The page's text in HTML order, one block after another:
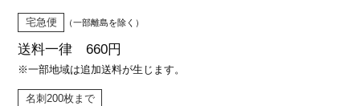
宅急便 （一部離島を除く）
送料一律 660円
※一部地域は追加送料が生じます。
名刺200枚まで